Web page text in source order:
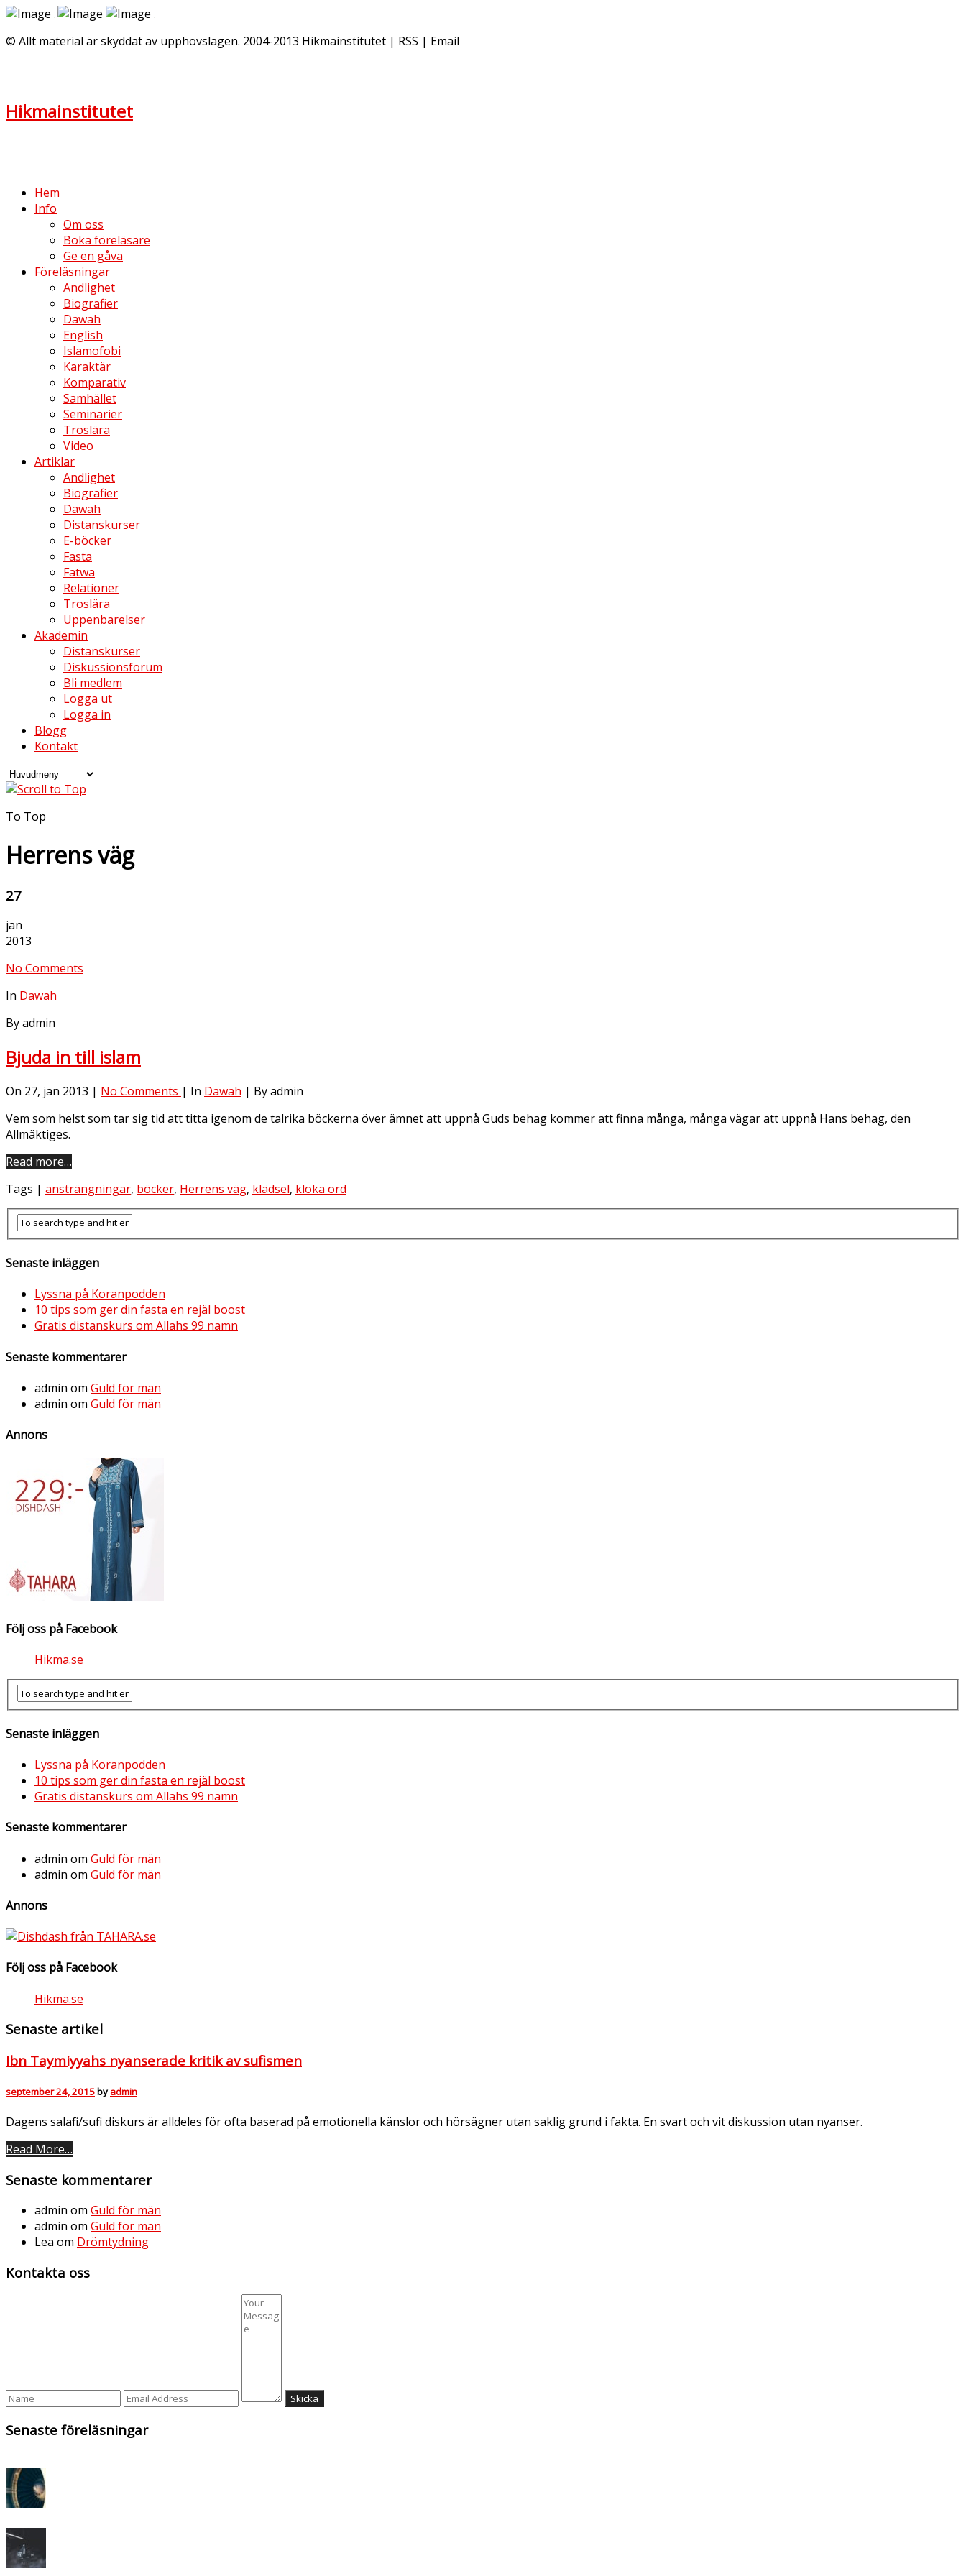
© Allt material är skyddat av upphovslagen. 2004-2013 Hikmainstitutet | RSS | Email
Hikmainstitutet
Hem
Info
Om oss
Boka föreläsare
Ge en gåva
Föreläsningar
Andlighet
Biografier
Dawah
English
Islamofobi
Karaktär
Komparativ
Samhället
Seminarier
Troslära
Video
Artiklar
Andlighet
Biografier
Dawah
Distanskurser
E-böcker
Fasta
Fatwa
Relationer
Troslära
Uppenbarelser
Akademin
Distanskurser
Diskussionsforum
Bli medlem
Logga ut
Logga in
Blogg
Kontakt
To Top
Herrens väg
27
jan
2013
No Comments
In Dawah
By admin
Bjuda in till islam
On 27, jan 2013 | No Comments | In Dawah | By admin
Vem som helst som tar sig tid att titta igenom de talrika böckerna över ämnet att uppnå Guds behag kommer att finna många, många vägar att uppnå Hans behag, den
Allmäktiges.
Read more…
Tags | ansträngningar, böcker, Herrens väg, klädsel, kloka ord
Senaste inläggen
Lyssna på Koranpodden
10 tips som ger din fasta en rejäl boost
Gratis distanskurs om Allahs 99 namn
Senaste kommentarer
admin om Guld för män
admin om Guld för män
Annons
Följ oss på Facebook
Hikma.se
Senaste inläggen
Lyssna på Koranpodden
10 tips som ger din fasta en rejäl boost
Gratis distanskurs om Allahs 99 namn
Senaste kommentarer
admin om Guld för män
admin om Guld för män
Annons
Följ oss på Facebook
Hikma.se
Senaste artikel
Ibn Taymiyyahs nyanserade kritik av sufismen
september 24, 2015byadmin
Dagens salafi/sufi diskurs är alldeles för ofta baserad på emotionella känslor och hörsägner utan saklig grund i fakta. En svart och vit diskussion utan nyanser.
Read More…
Senaste kommentarer
admin om Guld för män
admin om Guld för män
Lea om Drömtydning
Kontakta oss
Senaste föreläsningar